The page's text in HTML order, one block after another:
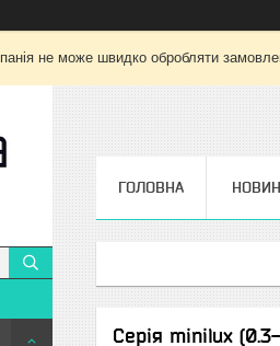
не може швидко обробляти
ГОЛОВНА
Серія minilux